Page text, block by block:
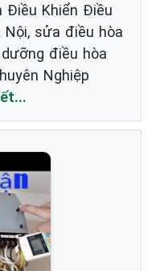
Điều Khiển Điều
Nội, sửa điều hòa
điều hòa
Nghiệp